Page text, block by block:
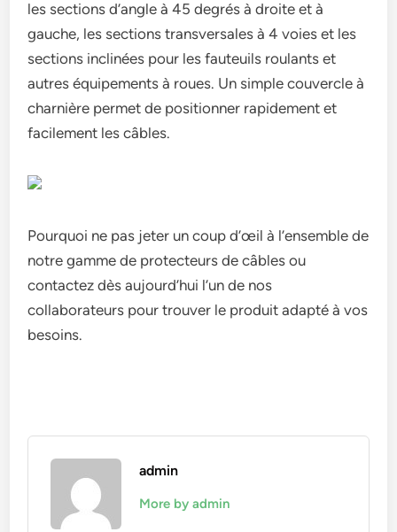
les sections d’angle à 45 degrés à droite et à
gauche, les sections transversales à 4 voies et les
sections inclinées pour les fauteuils roulants et
autres équipements à roues. Un simple couvercle à
charnière permet de positionner rapidement et
facilement les câbles.
Pourquoi ne pas jeter un coup d’œil à l’ensemble de
notre gamme de protecteurs de câbles ou
contactez dès aujourd’hui l’un de nos
collaborateurs pour trouver le produit adapté à vos
besoins.
admin
More by admin